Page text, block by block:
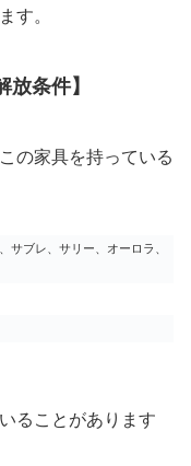
す。
条件】
の家具を持っている
サブレ、サリー、オーロラ、
ることがあります